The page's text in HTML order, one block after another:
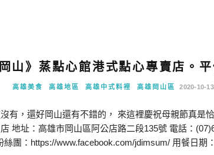
山》蒸點心館港式點心專賣店。
高雄美食 高雄地區 高雄中式料裡 高雄岡山區 2020-10-13
有，還好岡山還有不錯的， 來這裡慶祝母親節真是
地址：高雄市岡山區阿公店路二段135號 電話：
絲團：https://www.facebook.com/jdimsum/ 用餐日期